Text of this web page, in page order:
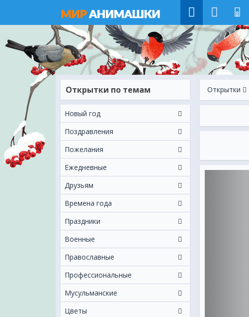
8
Открытки по темам
Новый год
Поздравления
Пожелания
Ежeдневные
Друзьям
Времена года
Праздники
Военные
Православные
Профессиональные
Мусульманские
Цветы
Открытки